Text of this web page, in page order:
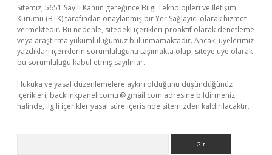
Sitemiz, 5651 Sayılı Kanun gereğince Bilgi Teknolojileri ve İletişim
Kurumu (BTK) tarafından onaylanmış bir Yer Sağlayıcı olarak hizmet
vermektedir. Bu nedenle, sitedeki içerikleri proaktif olarak denetleme
veya araştırma yükümlülüğümüz bulunmamaktadır. Ancak, üyelerimiz
yazdıkları içeriklerin sorumluluğunu taşımakta olup, siteye üye olarak
bu sorumluluğu kabul etmiş sayılırlar.
Hukuka ve yasal düzenlemelere aykırı olduğunu düşündüğünüz
içerikleri, backlinkpanelicomtr@gmail.com adresine bildirmeniz
halinde, ilgili içerikler yasal süre içerisinde sitemizden kaldırılacaktır.